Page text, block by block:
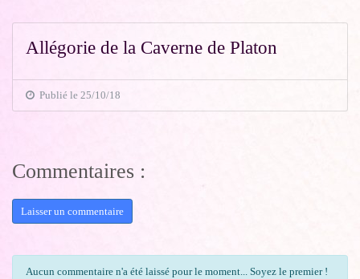
Allégorie de la Caverne de Platon
Publié le 25/10/18
Commentaires :
Laisser un commentaire
Aucun commentaire n'a été laissé pour le moment... Soyez le premier !